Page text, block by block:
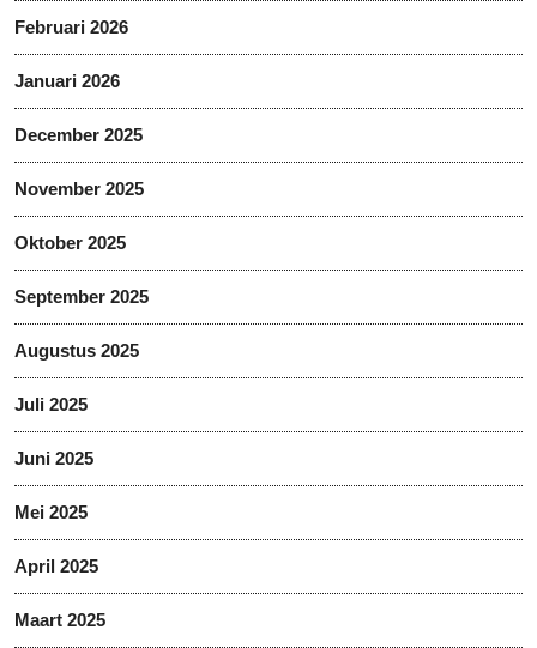
Februari 2026
Januari 2026
December 2025
November 2025
Oktober 2025
September 2025
Augustus 2025
Juli 2025
Juni 2025
Mei 2025
April 2025
Maart 2025